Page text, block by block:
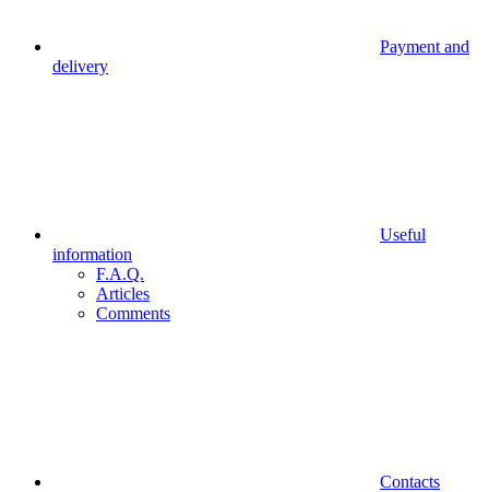
Payment and
delivery
Useful
information
F.A.Q.
Articles
Comments
Contacts